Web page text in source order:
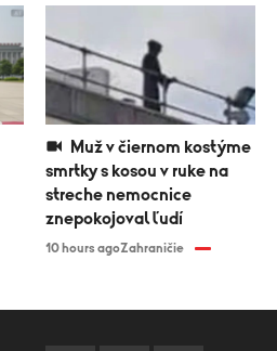
smrtky s kosou v ruke na
streche nemocnice
znepokojoval ľudí
10 hours agoZahraničie